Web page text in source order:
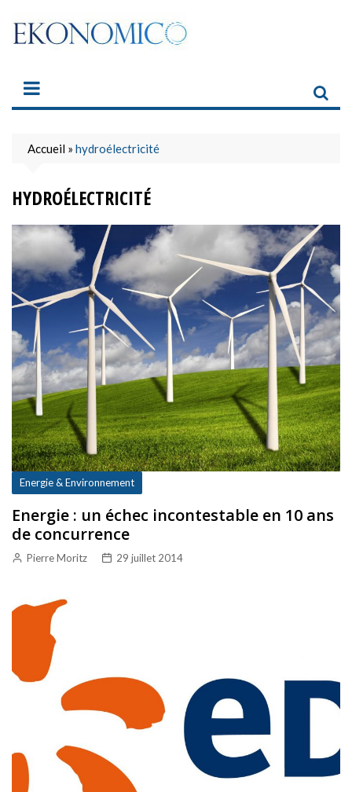
content
Accueil » hydroélectricité
HYDROÉLECTRICITÉ
Energie & Environnement
Energie : un échec incontestable en 10 ans
de concurrence
Pierre Moritz 29 juillet 2014